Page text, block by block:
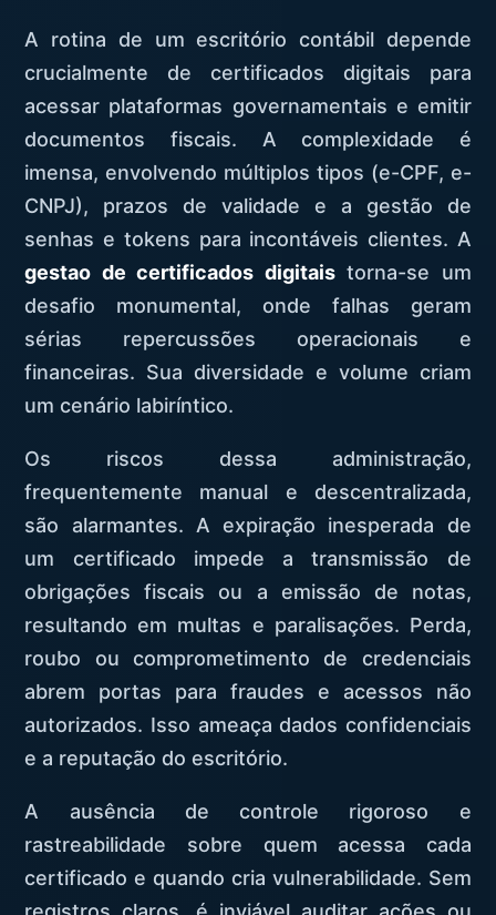
A rotina de um escritório contábil depende
crucialmente de certificados digitais para
acessar plataformas governamentais e emitir
documentos fiscais. A complexidade é
imensa, envolvendo múltiplos tipos (e-CPF, e-
CNPJ), prazos de validade e a gestão de
senhas e tokens para incontáveis clientes. A
gestao de certificados digitaistorna-se um
desafio monumental, onde falhas geram
sérias repercussões operacionais e
financeiras. Sua diversidade e volume criam
um cenário labiríntico.
Os riscos dessa administração,
frequentemente manual e descentralizada,
são alarmantes. A expiração inesperada de
um certificado impede a transmissão de
obrigações fiscais ou a emissão de notas,
resultando em multas e paralisações. Perda,
roubo ou comprometimento de credenciais
abrem portas para fraudes e acessos não
autorizados. Isso ameaça dados confidenciais
e a reputação do escritório.
A ausência de controle rigoroso e
rastreabilidade sobre quem acessa cada
certificado e quando cria vulnerabilidade. Sem